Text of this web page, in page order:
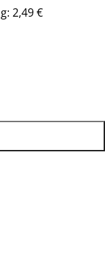
2,49 €